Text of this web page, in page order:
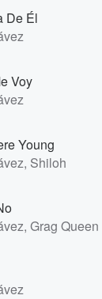
De Él
Voy
Young
Shiloh
Grag Queen